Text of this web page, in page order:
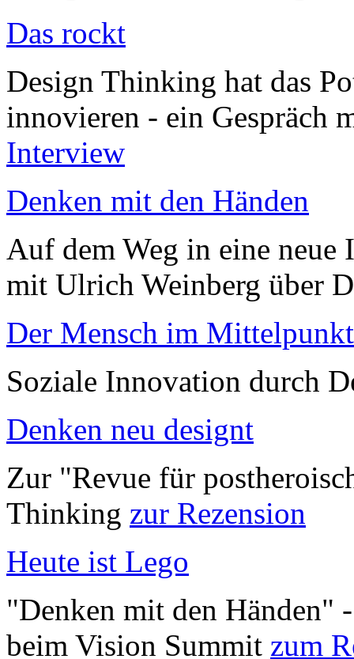
Das rockt
Design Thinking hat das
innovieren - ein Gespräch
Interview
Denken mit den Händen
Auf dem Weg in eine
mit Ulrich Weinberg über
Der Mensch im Mittelpunkt
Soziale Innovation durch
Denken neu designt
Zur "Revue für
Thinking zur Rezension
Heute ist Lego
"Denken mit den Händen"
beim Vision Summit zum